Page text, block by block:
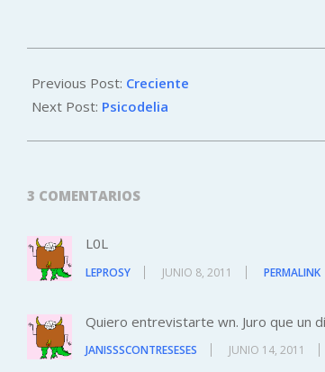
06-
07
Previous Post: Creciente
Next Post: Psicodelia
3 COMENTARIOS
L0L
LEPROSY JUNIO 8, 2011 PERMALINK
Quiero entrevistarte wn. Juro que un
JANISSSCONTRESESES JUNIO 14, 2011